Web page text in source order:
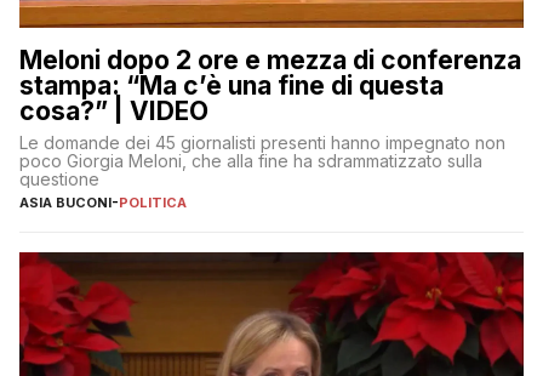
Meloni dopo 2 ore e mezza di conferenza
stampa: “Ma c’è una fine di questa
cosa?” | VIDEO
Le domande dei 45 giornalisti presenti hanno impegnato non
poco Giorgia Meloni, che alla fine ha sdrammatizzato sulla
questione
ASIA BUCONI-POLITICA